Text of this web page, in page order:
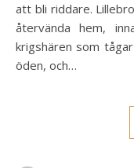
att bli riddare.
återvända hem,
krigshären som
öden, och…